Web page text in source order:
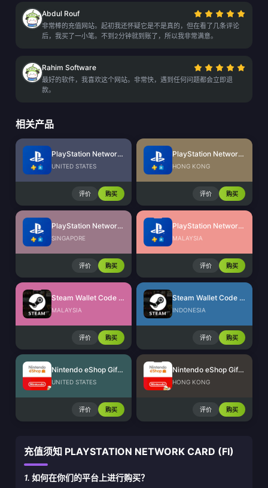
Abdul Rouf
非常棒的充值网站。起初我还怀疑它是不是真的，但在看了几条评论
后，我买了一小笔。不到2分钟就到账了，所以我非常满意。
Rahim Software
最好的软件，我喜欢这个网站。非常快，遇到任何问题都会立即退
款。
相关产品
PlayStation Network Card (US)
UNITED STATES
评价 购买
PlayStation Network Card (HK)
HONG KONG
评价 购买
PlayStation Network Card (SG)
SINGAPORE
评价 购买
PlayStation Network Card (MY)
MALAYSIA
评价 购买
Steam Wallet Code (MYR)
MALAYSIA
评价 购买
Steam Wallet Code (IDR)
INDONESIA
评价 购买
Nintendo eShop Gift Card (US)
UNITED STATES
评价 购买
Nintendo eShop Gift Card (HK)
HONG KONG
评价 购买
充值须知 PLAYSTATION NETWORK CARD (FI)
1. 如何在你们的平台上进行购买？